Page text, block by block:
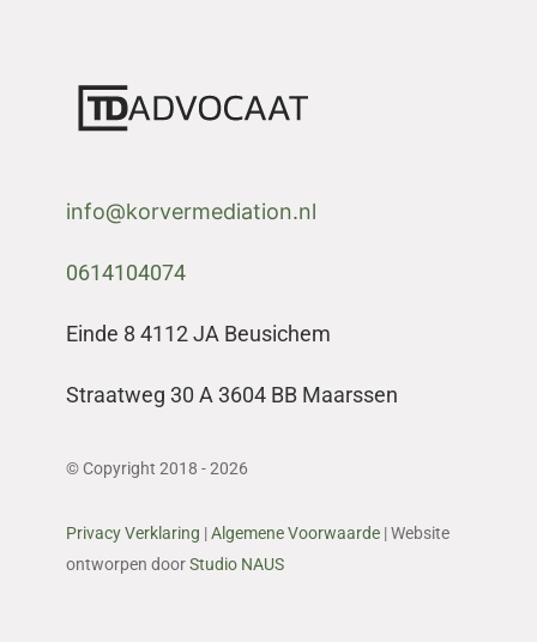
info@korvermediation.nl
0614104074
Einde 8 4112 JA Beusichem
Straatweg 30 A 3604 BB Maarssen
© Copyright 2018 - 2026
Privacy Verklaring |Algemene Voorwaarde | Website
ontworpen doorStudio NAUS